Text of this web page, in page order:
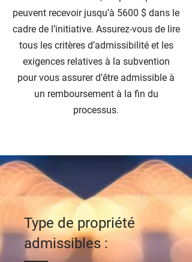
peuvent recevoir jusqu’à 5600 $ dans le
cadre de l’initiative. Assurez-vous de lire
tous les critères d’admissibilité et les
exigences relatives à la subvention
pour vous assurer d’être admissible à
un remboursement à la fin du
processus.
Type de propriété
admissibles :